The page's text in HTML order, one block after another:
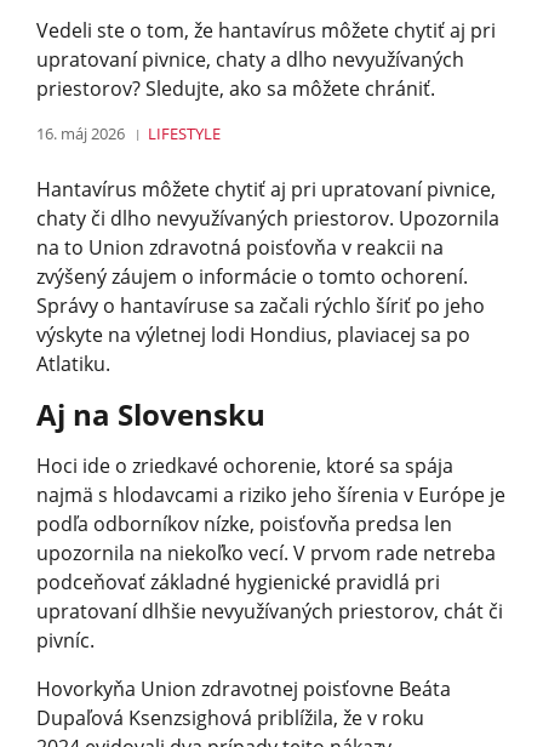
Vedeli ste o tom, že hantavírus môžete chytiť aj pri
upratovaní pivnice, chaty a dlho nevyužívaných
priestorov? Sledujte, ako sa môžete chrániť.
16. máj 2026 LIFESTYLE
Hantavírus môžete chytiť aj pri upratovaní pivnice,
chaty či dlho nevyužívaných priestorov. Upozornila
na to Union zdravotná poisťovňa v reakcii na
zvýšený záujem o informácie o tomto ochorení.
Správy o hantavíruse sa začali rýchlo šíriť po jeho
výskyte na výletnej lodi Hondius, plaviacej sa po
Atlatiku.
Aj na Slovensku
Hoci ide o zriedkavé ochorenie, ktoré sa spája
najmä s hlodavcami a riziko jeho šírenia v Európe je
podľa odborníkov nízke, poisťovňa predsa len
upozornila na niekoľko vecí. V prvom rade netreba
podceňovať základné hygienické pravidlá pri
upratovaní dlhšie nevyužívaných priestorov, chát či
pivníc.
Hovorkyňa Union zdravotnej poisťovne Beáta
Dupaľová Ksenzsighová priblížila, že v roku